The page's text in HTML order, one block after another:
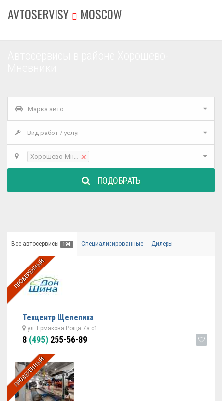
AVTOSERVISY MOSCOW
Марка авто
Вид работ / услуг
Хорошево-Мневники
×
ПОДОБРАТЬ
Все автосервисы 194 Специализированные Дилеры
ПРОВЕРЕННЫЙ
Техцентр Щелепиха
ул. Ермакова Роща 7а с1
8 (495) 255-56-89
ПРОВЕРЕННЫЙ